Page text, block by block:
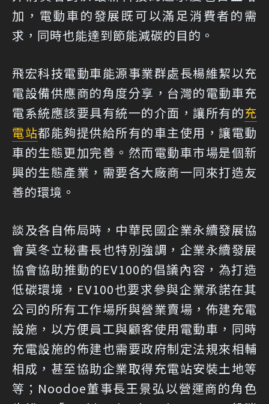
加，電動車的發展既可以滿足消費者的需
求，同時也能達到節能減碳的目的。
飛宏科技電動車能源事業群處長楊維絜以充
電設備供應商的角度分享，台灣的電動車充
電系統應該要具有統一的介面，讓所有的充
電站都能夠提供給所有的車主使用，讓電動
車的生態更加完善。然而電動車市場是個新
興的生態產業，需要各大廠商一同來打造友
善的環境。
談及各自佈局時，中華民國企業永續發展協
會莫冬立秘書長也特別強調，企業永續發展
協會協助推動的EV100的倡議內容，為打造
低碳環境，EV100也要求參與企業承諾在其
公司的所有工作場所與營業賣場，佈建充電
設施，以方便員工與顧客使用電動車，同時
充電設施的佈建也需要政府制定法規來相輔
相成，甚至協助企業取得充電站安裝土地等
等；Noodoe董事長王景弘以營運商的角色